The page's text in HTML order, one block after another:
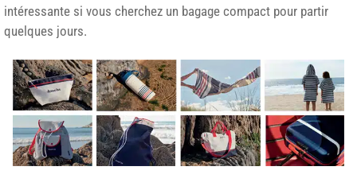
intéressante si vous cherchez un bagage compact pour partir
quelques jours.